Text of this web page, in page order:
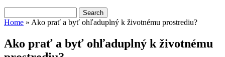
Search form
Home » Ako prať a byť ohľaduplný k životnému prostrediu?
Ako prať a byť ohľaduplný k životnému